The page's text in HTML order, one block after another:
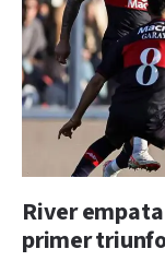
River
primer